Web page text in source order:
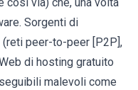
Sorgenti di
peer-to-peer [P2P],
di hosting gratuito
malevoli come